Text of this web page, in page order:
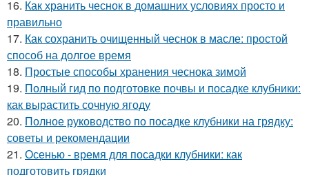
16. Как хранить чеснок в домашних условиях просто и
правильно
17. Как сохранить очищенный чеснок в масле: простой
способ на долгое время
18. Простые способы хранения чеснока зимой
19. Полный гид по подготовке почвы и посадке клубники:
как вырастить сочную ягоду
20. Полное руководство по посадке клубники на грядку:
советы и рекомендации
21. Осенью - время для посадки клубники: как
подготовить грядки